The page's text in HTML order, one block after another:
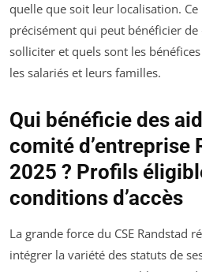
quelle que soit leur localisation.
précisément qui peut bénéficier de
solliciter et quels sont les
les salariés et leurs familles.
Qui bénéficie des
comité d’entreprise
2025 ? Profils
conditions d’accès
La grande force du CSE Randstad
intégrer la variété des statuts de